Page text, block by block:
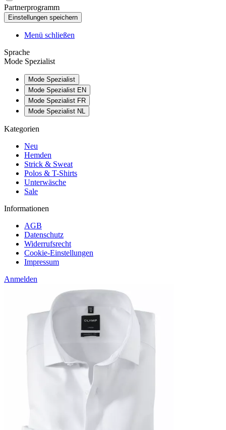
Partnerprogramm
Menü schließen
Sprache
Mode Spezialist
Mode Spezialist
Mode Spezialist EN
Mode Spezialist FR
Mode Spezialist NL
Kategorien
Neu
Hemden
Strick & Sweat
Polos & T-Shirts
Unterwäsche
Sale
Informationen
AGB
Datenschutz
Widerrufsrecht
Cookie-Einstellungen
Impressum
Anmelden